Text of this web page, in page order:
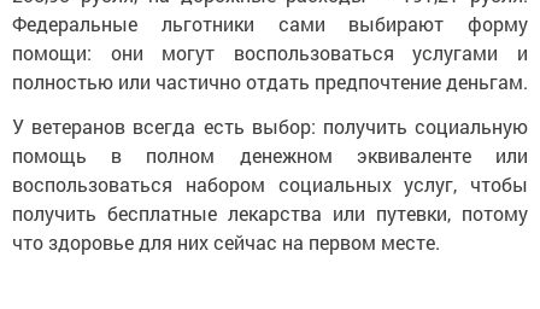
Федеральные льготники сами выбирают форму
помощи: они могут воспользоваться услугами и
полностью или частично отдать предпочтение деньгам.
У ветеранов всегда есть выбор: получить социальную
помощь в полном денежном эквиваленте или
воспользоваться набором социальных услуг, чтобы
получить бесплатные лекарства или путевки, потому
что здоровье для них сейчас на первом месте.